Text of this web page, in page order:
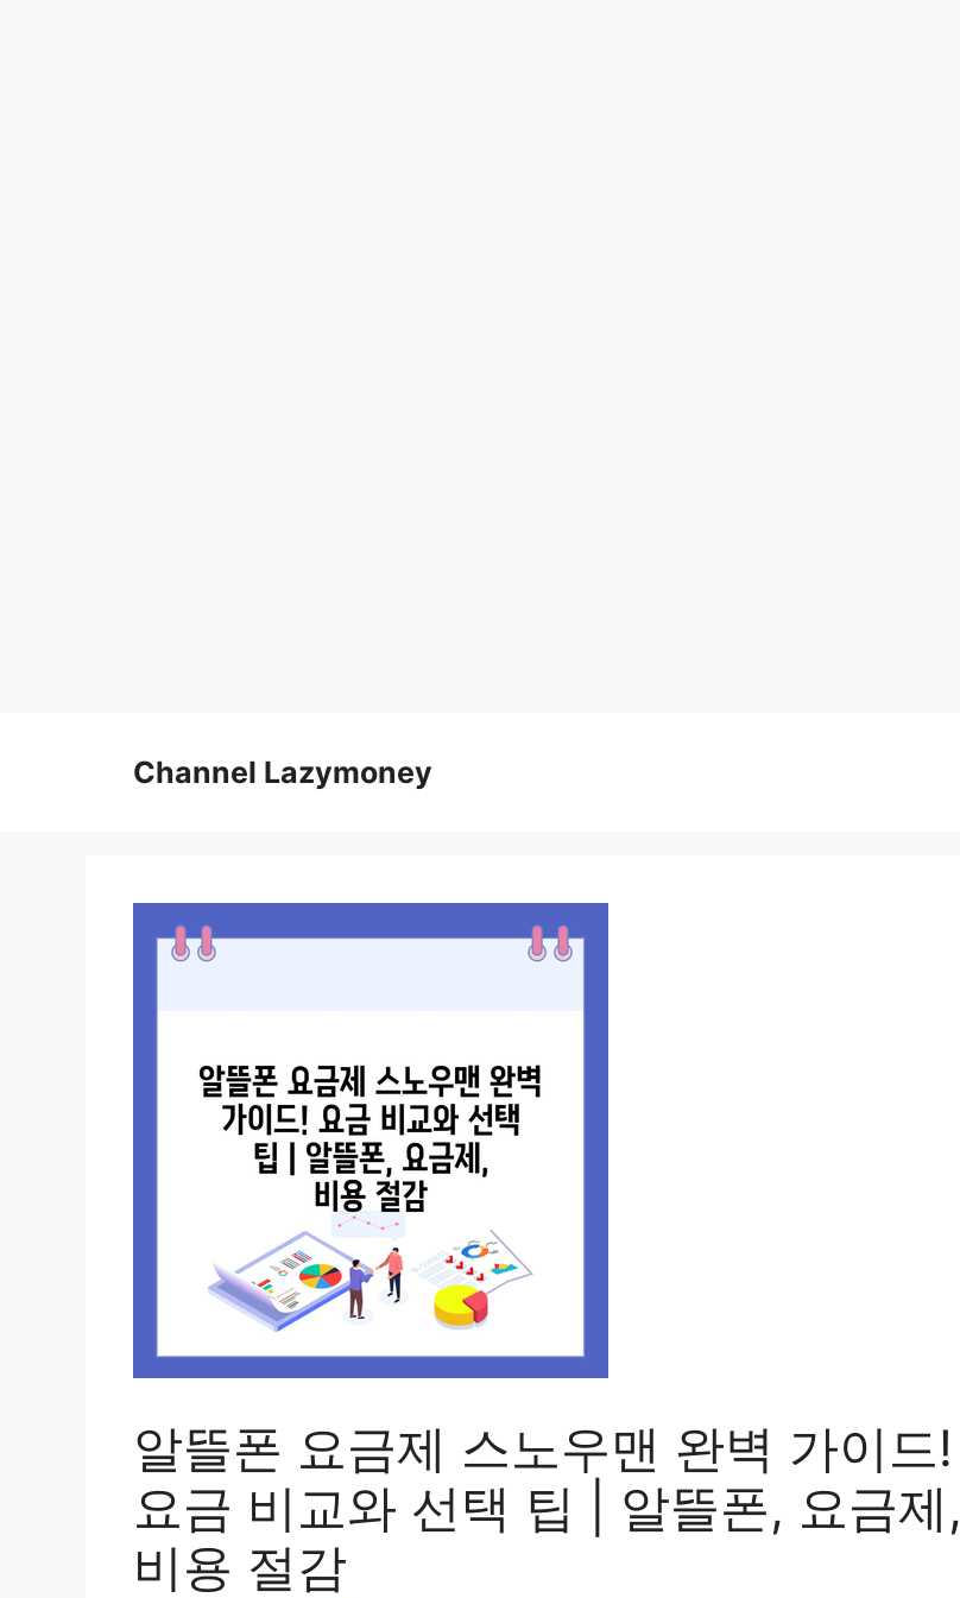
Channel Lazymoney
알뜰폰 요금제 스노우맨 완벽 가이드!
요금 비교와 선택 팁 | 알뜰폰, 요금제,
비용 절감